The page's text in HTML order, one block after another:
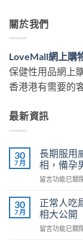
關於我們
LoveMall網上購
保健性用品網上
香港港有需要的
最新資訊
30
7 月
長期服用
相，備孕
在
期
服
用
威
留言功能已關
30
7 月
正常人吃
相大公開
在
留言功能已關